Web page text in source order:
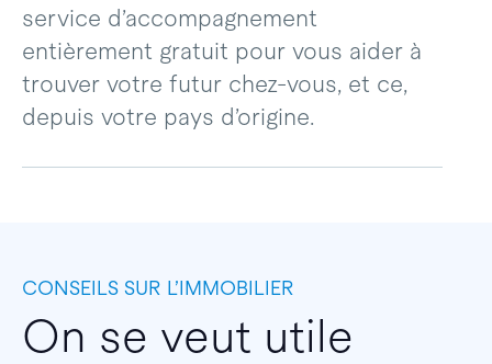
service d’accompagnement
entièrement gratuit pour vous aider à
trouver votre futur chez-vous, et ce,
depuis votre pays d’origine.
CONSEILS SUR L’IMMOBILIER
On se veut utile